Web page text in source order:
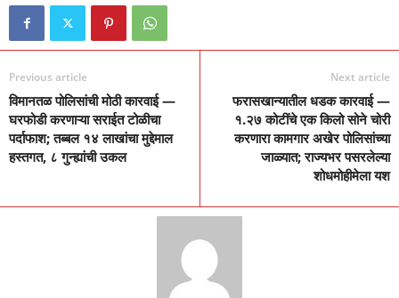
Previous article
विमानतळ पोलिसांची मोठी कारवाई —
घरफोडी करणाऱ्या सराईत टोळीचा
पर्दाफाश; तब्बल १४ लाखांचा मुद्देमाल
हस्तगत, ८ गुन्ह्यांची उकल
Next article
फरासखान्यातील धडक कारवाई —
१.२७ कोटींचे एक किलो सोने चोरी
करणारा कामगार अखेर पोलिसांच्या
जाळ्यात; राज्यभर पसरलेल्या
शोधमोहीमेला यश